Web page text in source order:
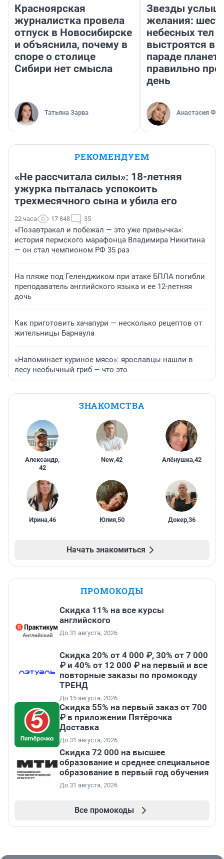
Красноярская
журналистка провела
отпуск в Новосибирске
и объяснила, почему в
споре о столице
Сибири нет смысла
Татьяна Зарва
Звезды
желания:
небесных тел
выстроятся в
параде планет
правильно
день
Анастасия
РЕКОМЕНДУЕМ
«Не рассчитала силы»: 18-летняя
ужурка пыталась успокоить
трехмесячного сына и убила его
22 часа 17 848 35
«Позавтракал и побежал — это уже привычка»:
история пермского марафонца Владимира Никитина
— он стал чемпионом РФ 35 раз
На пляже под Геленджиком при атаке БПЛА погибли
преподаватель английского языка и ее 12-летняя
дочь
Как приготовить хачапури — несколько рецептов от
жительницы Барнаула
«Напоминает куриное мясо»: ярославцы нашли в
лесу необычный гриб — что это
ЗНАКОМСТВА
Александр,
42
New,42 Алёнушка,42
Ирина,46 Юлия,50 Докер,36
Начать знакомиться
ПРОМОКОДЫ
Скидка 11% на все курсы
английского
До 31 августа, 2026
Скидка 20% от 4 000 ₽, 30% от 7 000
₽ и 40% от 12 000 ₽ на первый и все
повторные заказы по промокоду
ТРЕНД
До 15 августа, 2026
Скидка 55% на первый заказ от 700
₽ в приложении Пятёрочка
Доставка
До 31 августа, 2026
Скидка 72 000 на высшее
образование и среднее специальное
образование в первый год обучения
До 31 августа, 2026
Все промокоды